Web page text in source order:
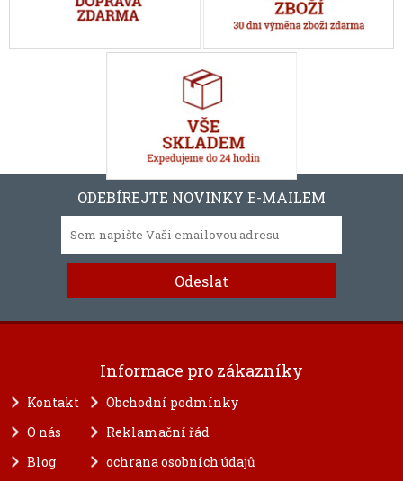
ODEBÍREJTE NOVINKY E-MAILEM
Informace pro zákazníky
Kontakt
O nás
Blog
Obchodní podmínky
Reklamační řád
ochrana osobních údajů